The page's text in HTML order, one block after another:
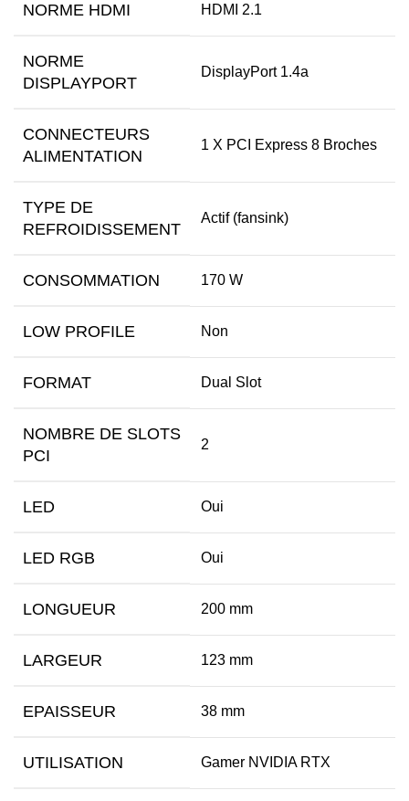
NORME HDMI HDMI 2.1
NORME
DISPLAYPORT
DisplayPort 1.4a
CONNECTEURS
ALIMENTATION
1 X PCI Express 8 Broches
TYPE DE
REFROIDISSEMENT
Actif (fansink)
CONSOMMATION 170 W
LOW PROFILE Non
FORMAT Dual Slot
NOMBRE DE SLOTS
PCI
2
LED Oui
LED RGB Oui
LONGUEUR 200 mm
LARGEUR 123 mm
EPAISSEUR 38 mm
UTILISATION Gamer NVIDIA RTX